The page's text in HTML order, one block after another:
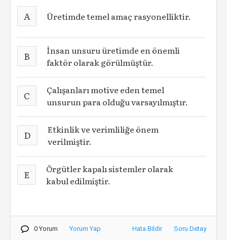
A Üretimde temel amaç rasyonelliktir.
B
İnsan unsuru üretimde en önemli
faktör olarak görülmüştür.
C
Çalışanları motive eden temel
unsurun para olduğu varsayılmıştır.
D
Etkinlik ve verimliliğe önem
verilmiştir.
E
Örgütler kapalı sistemler olarak
kabul edilmiştir.
0 Yorum Yorum Yap Hata Bildir Soru Detay